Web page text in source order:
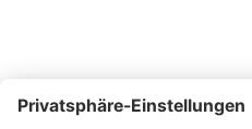
Montags bis Freitags von 08:30 - 17:00